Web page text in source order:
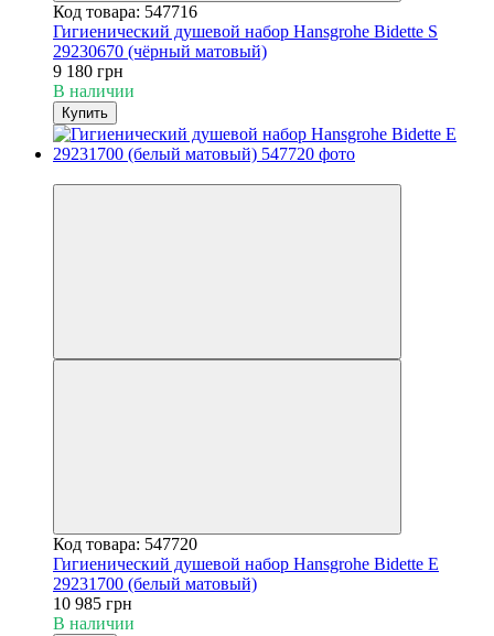
Код товара: 547716
Гигиенический душевой набор Hansgrohe Bidette S
29230670 (чёрный матовый)
9 180 грн
В наличии
Купить
Код товара: 547720
Гигиенический душевой набор Hansgrohe Bidette E
29231700 (белый матовый)
10 985 грн
В наличии